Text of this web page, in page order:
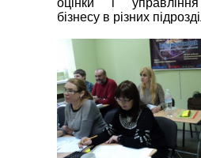
бізнесу в різних